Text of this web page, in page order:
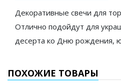
Декоративные свечи для
Отлично подойдут для
десерта ко Дню рождения,
ПОХОЖИЕ ТОВАРЫ